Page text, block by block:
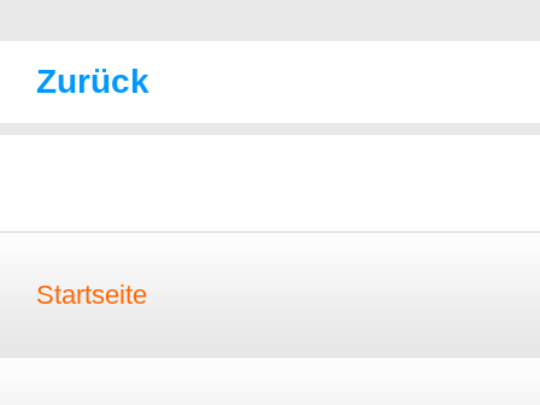
Zurück
Startseite